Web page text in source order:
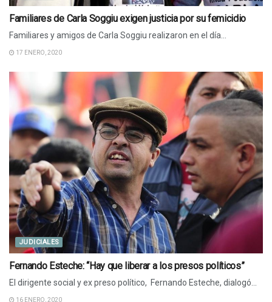
Familiares de Carla Soggiu exigen justicia por su femicidio
Familiares y amigos de Carla Soggiu realizaron en el día...
17 ENERO, 2020
JUDICIALES
Fernando Esteche: “Hay que liberar a los presos políticos”
El dirigente social y ex preso político, Fernando Esteche, dialogó...
16 ENERO, 2020